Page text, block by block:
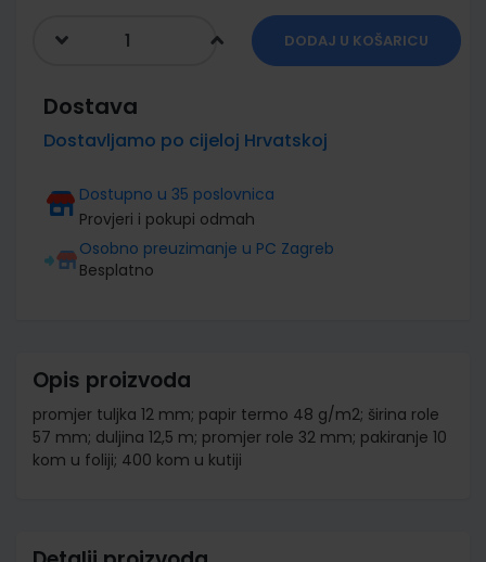
DODAJ U KOŠARICU
Dostava
Dostavljamo po cijeloj Hrvatskoj
Dostupno u 35 poslovnica
Provjeri i pokupi odmah
Osobno preuzimanje u PC Zagreb
Besplatno
Opis proizvoda
promjer tuljka 12 mm; papir termo 48 g/m2; širina role
57 mm; duljina 12,5 m; promjer role 32 mm; pakiranje 10
kom u foliji; 400 kom u kutiji